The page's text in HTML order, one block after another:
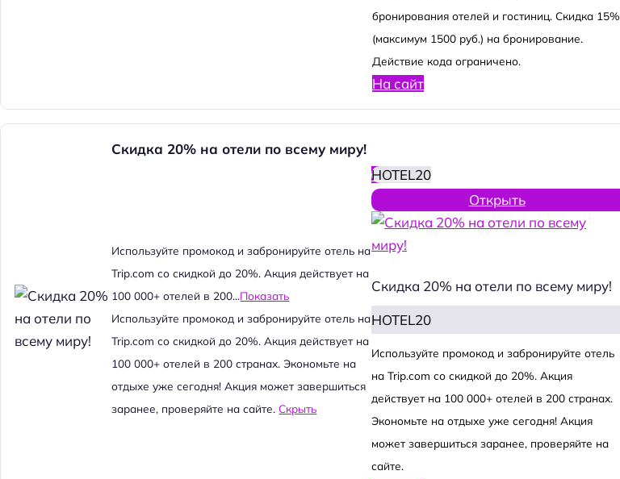
бронирования отелей и гостиниц. Скидка 15%
(максимум 1500 руб.) на бронирование.
Действие кода ограничено.
На сайт
Скидка 20% на отели по всему миру!
Используйте промокод и забронируйте отель на
Trip.com со скидкой до 20%. Акция действует на
100 000+ отелей в 200...Показать
Используйте промокод и забронируйте отель на
Trip.com со скидкой до 20%. Акция действует на
100 000+ отелей в 200 странах. Экономьте на
отдыхе уже сегодня! Акция может завершиться
заранее, проверяйте на сайте.Скрыть
HOTEL20
Открыть
Скидка 20% на отели по всему миру!
HOTEL20
Используйте промокод и забронируйте отель
на Trip.com со скидкой до 20%. Акция
действует на 100 000+ отелей в 200 странах.
Экономьте на отдыхе уже сегодня! Акция
может завершиться заранее, проверяйте на
сайте.